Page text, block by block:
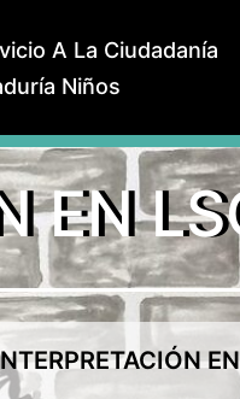
A La Ciudadanía
Niños
EN